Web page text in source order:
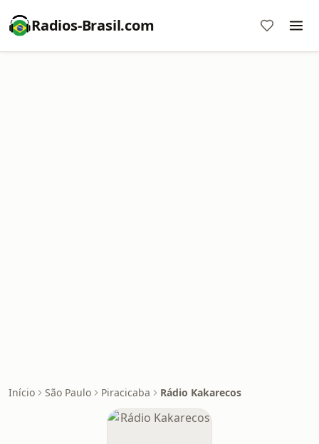
Radios-Brasil.com
Início São Paulo Piracicaba Rádio Kakarecos